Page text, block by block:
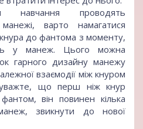
навчання проводять
варто намагатися
до фантома з моменту,
у манеж. Цього можна
гарного дизайну манежу
взаємодії між кнуром
що перш ніж кнур
він повинен кілька
звикнути до нової